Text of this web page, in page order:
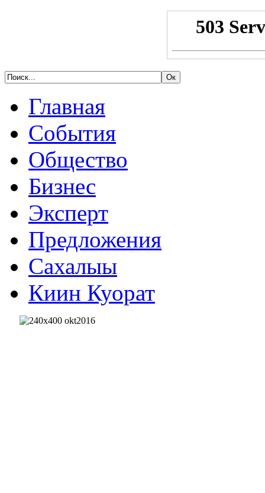
Главная
События
Общество
Бизнес
Эксперт
Предложения
Сахалыы
Киин Куорат